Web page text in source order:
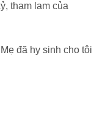
tham lam của
đã hy sinh cho tôi